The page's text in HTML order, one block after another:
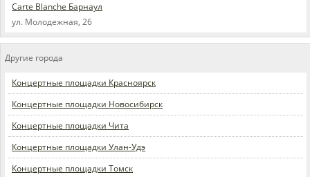
Carte Blanche Барнаул
ул. Молодежная, 26
Другие города
Концертные площадки Красноярск
Концертные площадки Новосибирск
Концертные площадки Чита
Концертные площадки Улан-Удэ
Концертные площадки Томск